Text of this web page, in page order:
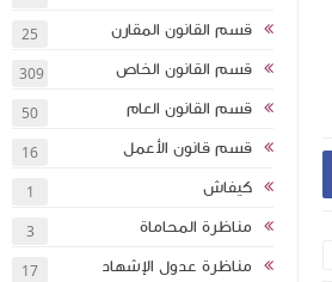
قسم القانون المقارن 25
قسم القانون الخاص 309
قسم القانون العام 50
قسم قانون الأعمل 16
كيفاش 1
مناظرة المحاماة 3
مناظرة عدول الإشهاد 17